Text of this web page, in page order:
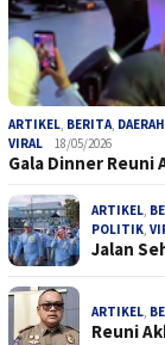
ARTIKEL, BERITA, DAERAH
VIRAL
18/05/2026
Gala Dinner Reuni
ARTIKEL,
POLITIK,
Jalan
ARTIKEL,
Reuni